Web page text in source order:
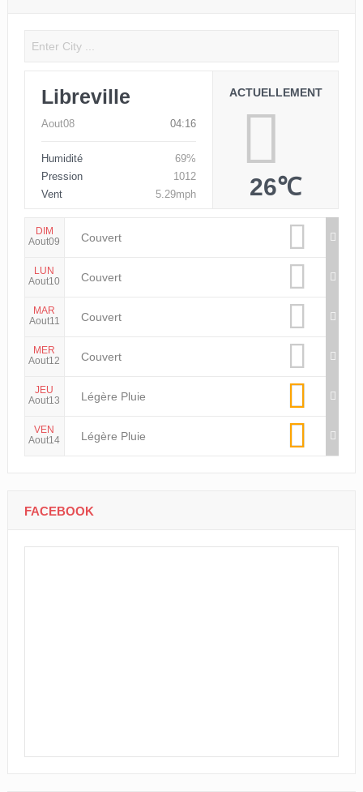
Libreville
Aout08 04:16
Humidité
69%
Pression
1012
Vent
5.29mph
ACTUELLEMENT
26℃
DIM
Aout09
Couvert
LUN
Aout10
Couvert
MAR
Aout11
Couvert
MER
Aout12
Couvert
JEU
Aout13
Légère Pluie
VEN
Aout14
Légère Pluie
FACEBOOK